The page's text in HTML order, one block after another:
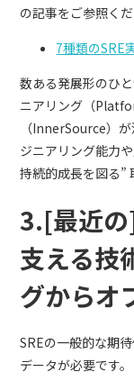
の記事をご参照くだ
7種類のSRE
数ある発展形のひ
ニアリング（
（InnerSource）
ジニアリング能力
持続的成長を図る”
3.[最近の
支える技
グからオ
SREの一般的な期
データが必要です。